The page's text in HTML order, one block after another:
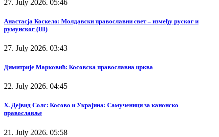
27. July 2026. 05:46
Анастасја Коскело: Молдавски православни свет – између руског и
румунског (III)
27. July 2026. 03:43
Димитрије Марковић: Косовска православна црква
22. July 2026. 04:45
Х. Дејвид Солс: Косово и Украјина: Самученици за канонско
православље
21. July 2026. 05:58